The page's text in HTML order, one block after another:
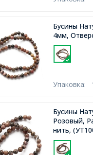
Бусины
4мм,
Упаковка:
Бусины
Розовый,
нить,